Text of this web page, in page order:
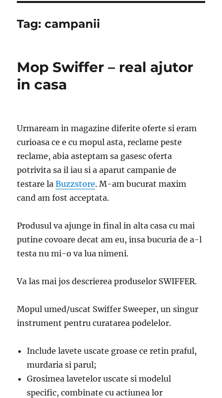
Tag:campanii
Mop Swiffer – real ajutor
in casa
Urmaream in magazine diferite oferte si eram
curioasa ce e cu mopul asta, reclame peste
reclame, abia asteptam sa gasesc oferta
potrivita sa il iau si a aparut campanie de
testare laBuzzstore. M-am bucurat maxim
cand am fost acceptata.
Produsul va ajunge in final in alta casa cu mai
putine covoare decat am eu, insa bucuria de a-l
testa nu mi-o va lua nimeni.
Va las mai jos descrierea produselor SWIFFER.
Mopul umed/uscat Swiffer Sweeper, un singur
instrument pentru curatarea podelelor.
Include lavete uscate groase ce retin praful,
murdaria si parul;
Grosimea lavetelor uscate si modelul
specific, combinate cu actiunea lor